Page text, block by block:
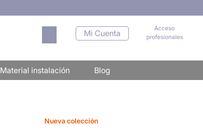
Acceso
profesionales
Mi Cuenta
Mi carrito
Material instalación Blog
Nueva colección